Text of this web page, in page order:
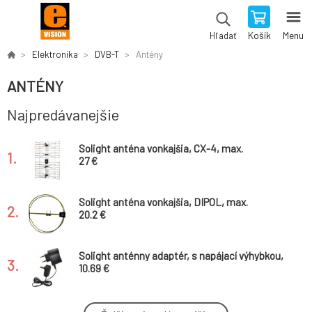
Hľadať Košík Menu
Elektronika DVB-T Antény
ANTÉNY
Najpredávanejšie
1.
Solight anténa vonkajšia, CX-4, max.
zosilnenie: 11dB
27 €
2.
Solight anténa vonkajšia, DIPOL, max.
zosilnenie: 2dB
20.2 €
3.
Solight anténny adaptér, s napájací výhybkou,
100mA
10.69 €
Solight digitálna Izbová anténa, UHF, 45B,